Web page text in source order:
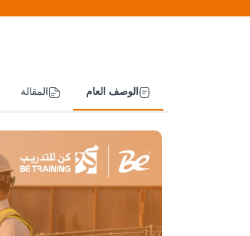
الوصف العام المقالة